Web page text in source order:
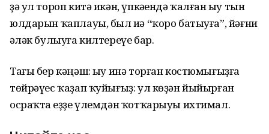
ҙә ул тороп китә икән, үпкәһендә ҡалған һыу тын
юлдарын ҡаплауы, был иһә “ҡоро батыуға”, йәғни
һәләк булыуға килтереүе бар.
Тағы бер кәңәш: һыу инә торған костюмығыҙға
төйрәүес ҡаҙап ҡуйығыҙ: ул көҙән йыйырған
осраҡта һеҙҙе үлемдән ҡотҡарыуы ихтимал.